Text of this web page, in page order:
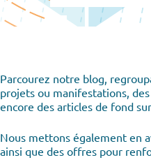
Parcourez notre blog,
projets ou manifestations,
encore des articles de fond
Nous mettons également en
ainsi que des offres pour